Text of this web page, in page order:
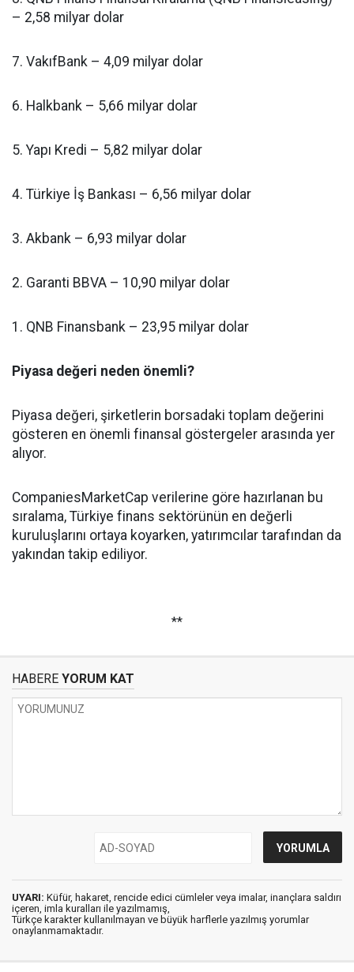
– 2,58 milyar dolar
7. VakıfBank – 4,09 milyar dolar
6. Halkbank – 5,66 milyar dolar
5. Yapı Kredi – 5,82 milyar dolar
4. Türkiye İş Bankası – 6,56 milyar dolar
3. Akbank – 6,93 milyar dolar
2. Garanti BBVA – 10,90 milyar dolar
1. QNB Finansbank – 23,95 milyar dolar
Piyasa değeri neden önemli?
Piyasa değeri, şirketlerin borsadaki toplam değerini
gösteren en önemli finansal göstergeler arasında yer
alıyor.
CompaniesMarketCap verilerine göre hazırlanan bu
sıralama, Türkiye finans sektörünün en değerli
kuruluşlarını ortaya koyarken, yatırımcılar tarafından da
yakından takip ediliyor.
**
HABERE YORUM KAT
UYARI: Küfür, hakaret, rencide edici cümleler veya imalar, inançlara saldırı
içeren, imla kuralları ile yazılmamış,
Türkçe karakter kullanılmayan ve büyük harflerle yazılmış yorumlar
onaylanmamaktadır.